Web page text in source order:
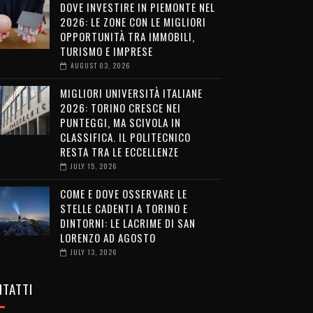
DOVE INVESTIRE IN PIEMONTE NEL
2026: LE ZONE CON LE MIGLIORI
OPPORTUNITÀ TRA IMMOBILI,
TURISMO E IMPRESE
AUGUST 03, 2026
MIGLIORI UNIVERSITÀ ITALIANE
2026: TORINO CRESCE NEI
PUNTEGGI, MA SCIVOLA IN
CLASSIFICA. IL POLITECNICO
RESTA TRA LE ECCELLENZE
JULY 15, 2026
COME E DOVE OSSERVARE LE
STELLE CADENTI A TORINO E
DINTORNI: LE LACRIME DI SAN
LORENZO AD AGOSTO
JULY 13, 2026